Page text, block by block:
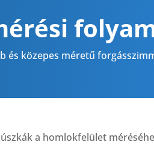
és közepes méretű
a homlokfelület